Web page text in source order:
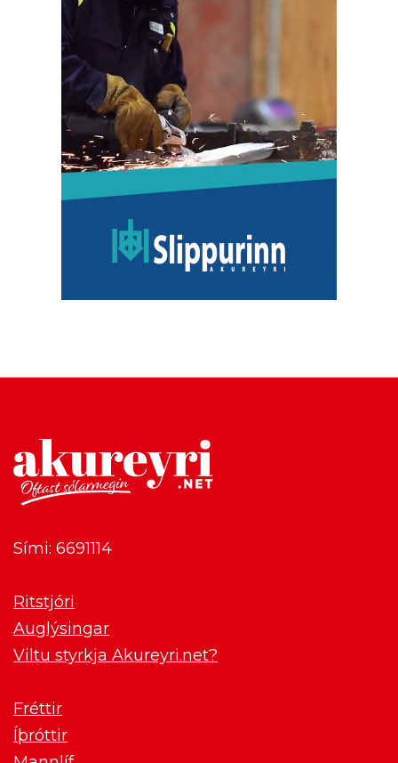
Sími: 6691114
Ritstjóri
Auglýsingar
Viltu styrkja Akureyri.net?
Fréttir
Íþróttir